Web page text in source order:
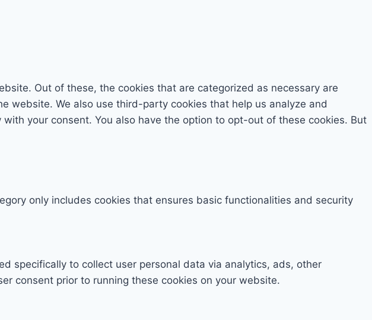
Out of these, the cookies that are categorized as necessary are
website. We also use third-party cookies that help us analyze and
your consent. You also have the option to opt-out of these cookies. But
only includes cookies that ensures basic functionalities and security
specifically to collect user personal data via analytics, ads, other
consent prior to running these cookies on your website.